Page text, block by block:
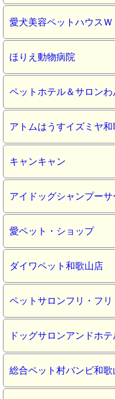
愛犬美容ペットハウスＷ
ほりえ動物病院
ペットホテル＆サロンわ
アトムはうすイズミヤ和
キャンキャン
アイドッグシャンプーサ
愛ペット・ショップ
ダイワペット和歌山店
ペットサロンフリ・フリ
ドッグサロンアンドホテ
総合ペット村バンビ和歌